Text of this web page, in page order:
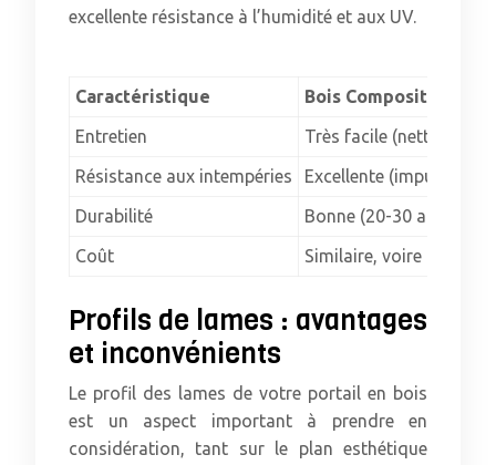
excellente résistance à l’humidité et aux UV.
Caractéristique
Bois Composite
Entretien
Très facile (nettoyage à
Résistance aux intempéries
Excellente
Durabilité
Bonne (20-30 ans en
Coût
Similaire, voire
Profils de lames : avantages
et inconvénients
Le profil des lames de votre portail en bois
est un aspect important à prendre en
considération, tant sur le plan esthétique